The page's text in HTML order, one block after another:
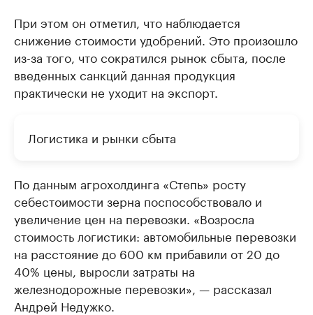
При этом он отметил, что наблюдается
снижение стоимости удобрений. Это произошло
из-за того, что сократился рынок сбыта, после
введенных санкций данная продукция
практически не уходит на экспорт.
Логистика и рынки сбыта
По данным агрохолдинга «Степь» росту
себестоимости зерна поспособствовало и
увеличение цен на перевозки. «Возросла
стоимость логистики: автомобильные перевозки
на расстояние до 600 км прибавили от 20 до
40% цены, выросли затраты на
железнодорожные перевозки», — рассказал
Андрей Недужко.